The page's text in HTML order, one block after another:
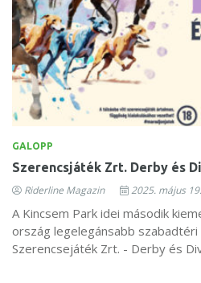
GALOPP
Szerencsjáték Zrt. Derby és
Riderline Magazin 2025. május 19.
A Kincsem Park idei második
ország legelegánsabb
Szerencsejáték Zrt. - Derby és